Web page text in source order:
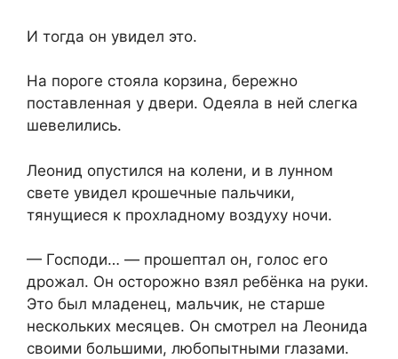
И тогда он увидел это.
На пороге стояла корзина, бережно
поставленная у двери. Одеяла в ней слегка
шевелились.
Леонид опустился на колени, и в лунном
свете увидел крошечные пальчики,
тянущиеся к прохладному воздуху ночи.
— Господи… — прошептал он, голос его
дрожал. Он осторожно взял ребёнка на руки.
Это был младенец, мальчик, не старше
нескольких месяцев. Он смотрел на Леонида
своими большими, любопытными глазами.